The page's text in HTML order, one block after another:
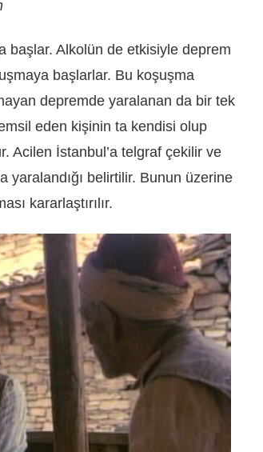
başlar. Alkolün de etkisiyle deprem
başlarlar. Bu koşuşma
depremde yaralanan da bir tek
eden kişinin ta kendisi olup
Acilen İstanbul’a telgraf çekilir ve
yaralandığı belirtilir. Bunun üzerine
kararlaştırılır.